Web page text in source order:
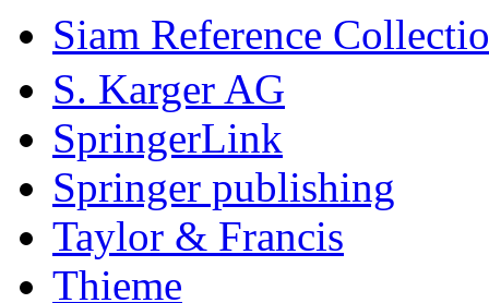
Siam Reference
S. Karger AG
SpringerLink
Springer publishing
Taylor & Francis
Thieme